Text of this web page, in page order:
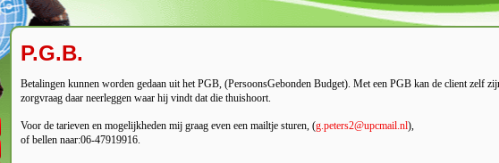
P.G.B.
Betalingen kunnen worden gedaan uit het PGB, (PersoonsGebonden Budget). Met een PGB kan de client zelf
zorgvraag daar neerleggen waar hij vindt dat die thuishoort.
Voor de tarieven en mogelijkheden mij graag even een mailtje sturen, (g.peters2@upcmail.nl),
of bellen naar:06-47919916.